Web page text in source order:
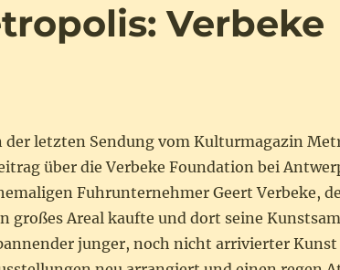
Verbeke
der letzten Sendung vom Kulturmagazin
über die Verbeke Foundation bei
Fuhrunternehmer Geert Verbeke,
großes Areal kaufte und dort seine
junger, noch nicht arrivierter Kunst